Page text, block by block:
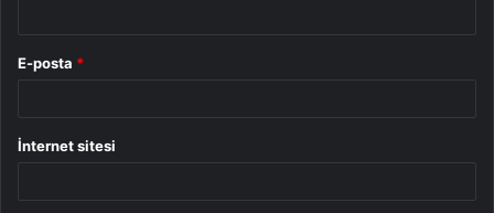
E-posta *
İnternet sitesi